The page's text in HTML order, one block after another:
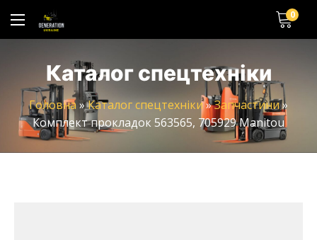
0
Каталог спецтехніки
Головна»Каталог спецтехніки»Запчастини»
Комплект прокладок 563565, 705929 Manitou